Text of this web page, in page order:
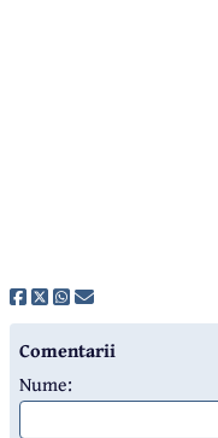
Comentarii
Nume: